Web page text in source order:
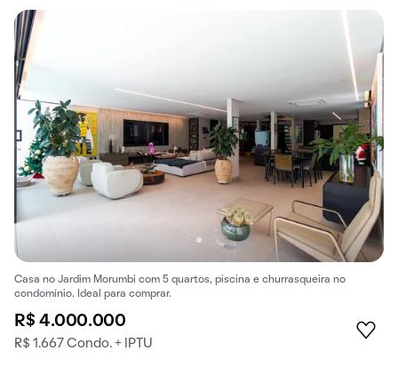
Casa no Jardim Morumbi com 5 quartos, piscina e churrasqueira no
condomínio. Ideal para comprar.
R$ 4.000.000
R$ 1.667 Condo. + IPTU